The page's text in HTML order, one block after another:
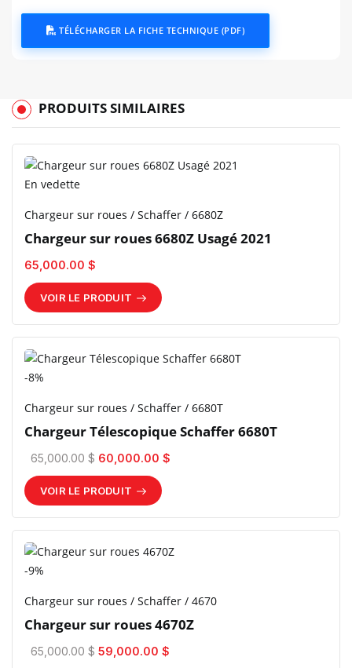
TÉLÉCHARGER LA FICHE TECHNIQUE (PDF)
PRODUITS SIMILAIRES
En vedette
Chargeur sur roues / Schaffer / 6680Z
Chargeur sur roues 6680Z Usagé 2021
65,000.00 $
VOIR LE PRODUIT
-8%
Chargeur sur roues / Schaffer / 6680T
Chargeur Télescopique Schaffer 6680T
65,000.00 $ 60,000.00 $
VOIR LE PRODUIT
-9%
Chargeur sur roues / Schaffer / 4670
Chargeur sur roues 4670Z
65,000.00 $ 59,000.00 $